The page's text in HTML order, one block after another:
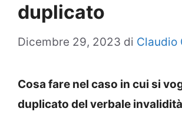
duplicato
Dicembre 29, 2023 di Claudio
Cosa fare nel caso in cui si
duplicato del verbale